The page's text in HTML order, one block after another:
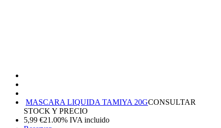
MASCARA LIQUIDA TAMIYA 20GCONSULTAR
STOCK Y PRECIO
5,99 €21.00% IVA incluido